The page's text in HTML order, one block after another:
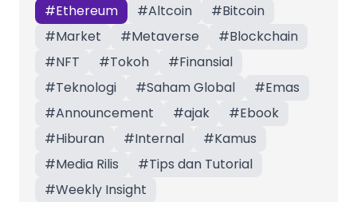
#Ethereum #Altcoin #Bitcoin
#Market #Metaverse #Blockchain
#NFT #Tokoh #Finansial
#Teknologi #Saham Global #Emas
#Announcement #ajak #Ebook
#Hiburan #Internal #Kamus
#Media Rilis #Tips dan Tutorial
#Weekly Insight